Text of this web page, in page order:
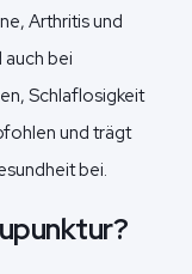
Arthritis und
auch bei
Schlaflosigkeit
und trägt
bei.